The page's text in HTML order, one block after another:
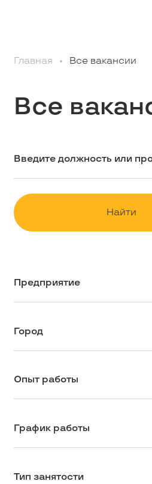
Студентам
Школьникам
Контакты
Главная Все вакансии
Все
Найти
Предприятие
Город
Опыт работы
График работы
Тип занятости